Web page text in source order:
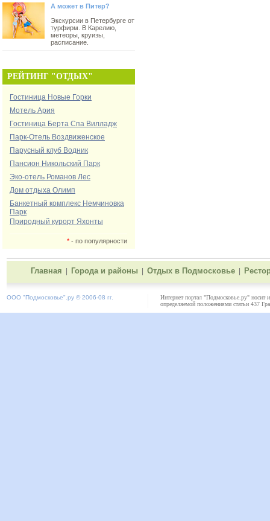
А может в Питер?
Экскурсии в Петербурге от
турфирм. В Карелию,
метеоры, круизы,
расписание.
РЕЙТИНГ "ОТДЫХ"
Гостиница Новые Горки
Мотель Ария
Гостиница Берта Спа Вилладж
Парк-Отель Воздвиженское
Парусный клуб Водник
Пансион Никольский Парк
Эко-отель Романов Лес
Дом отдыха Олимп
Банкетный комплекс Немчиновка
Парк
Природный курорт Яхонты
* - по популярности
Главная Города и районы Отдых в Подмосковье
ООО "Подмосковье" .ру © 2006-08 гг.
Интернет портал "Подмосковье.ру" носит
определяемой положениями статьи 437